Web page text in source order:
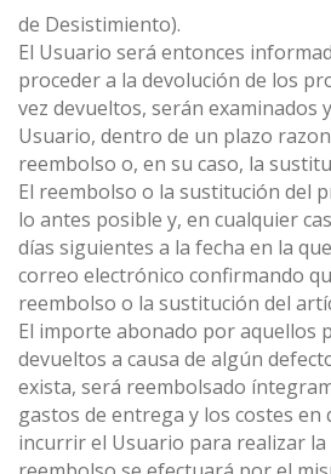
de Desistimiento).
El Usuario será entonces
proceder a la devolución de los
vez devueltos, serán examinados
Usuario, dentro de un plazo
reembolso o, en su caso, la
El reembolso o la sustitución del
lo antes posible y, en cualquier
días siguientes a la fecha en la
correo electrónico confirmando
reembolso o la sustitución del
El importe abonado por aquellos
devueltos a causa de algún
exista, será reembolsado
gastos de entrega y los costes
incurrir el Usuario para realizar la